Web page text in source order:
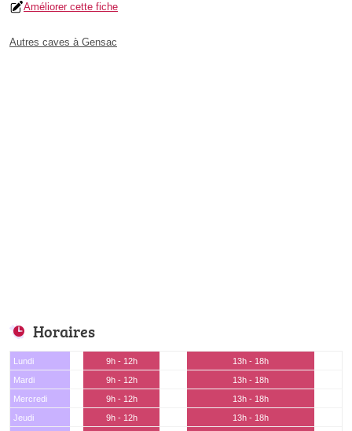
Améliorer cette fiche
Autres caves à Gensac
Horaires
Lundi 9h - 12h
13h - 18h
Mardi
9h - 12h
13h - 18h
Mercredi
9h - 12h
13h - 18h
Jeudi
9h - 12h
13h - 18h